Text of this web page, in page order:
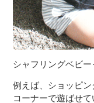
シャフリングベビー
例えば、ショッピ
コーナーで遊ばせ